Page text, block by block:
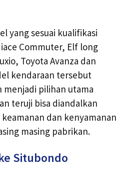
yang sesuai kualifikasi
Commuter, Elf long
Toyota Avanza dan
kendaraan tersebut
menjadi pilihan utama
teruji bisa diandalkan
dan kenyamanan
masing pabrikan.
Situbondo